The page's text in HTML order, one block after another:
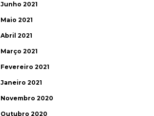
Junho 2021
Maio 2021
Abril 2021
Março 2021
Fevereiro 2021
Janeiro 2021
Novembro 2020
Outubro 2020